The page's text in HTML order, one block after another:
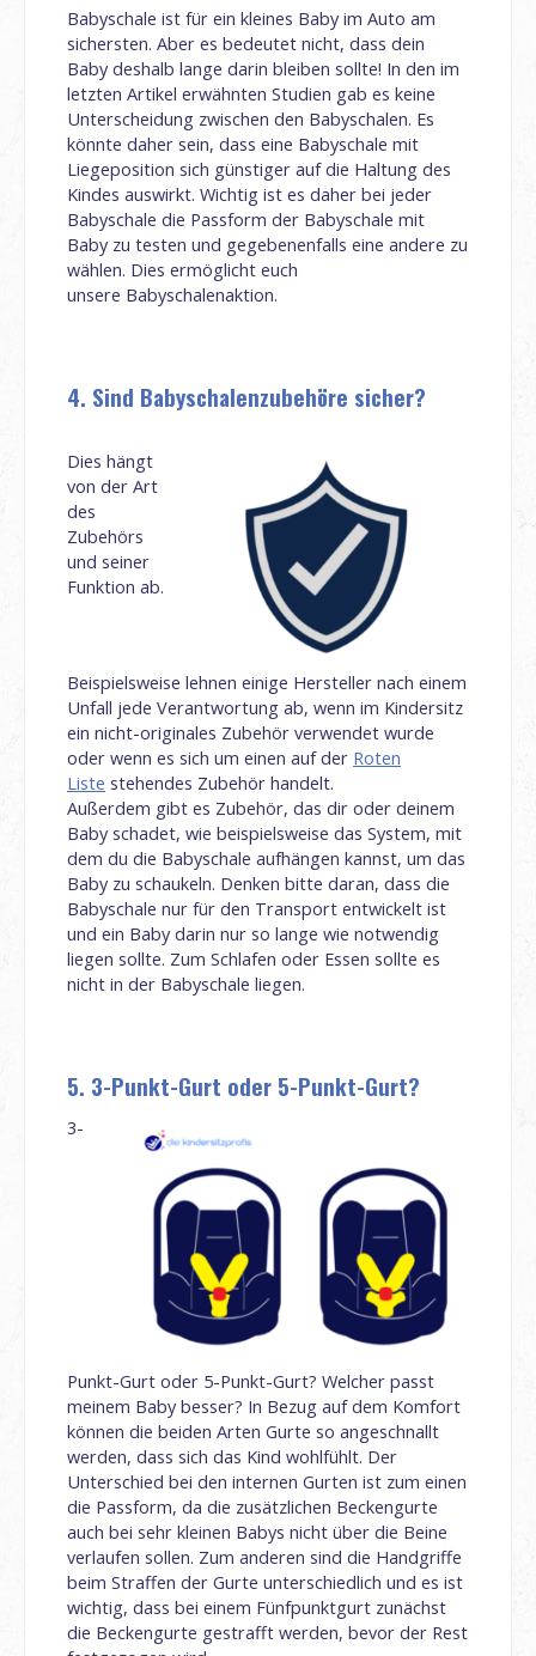
Babyschale ist für ein kleines Baby im Auto am
sichersten. Aber es bedeutet nicht, dass dein
Baby deshalb lange darin bleiben sollte! In den im
letzten Artikel erwähnten Studien gab es keine
Unterscheidung zwischen den Babyschalen. Es
könnte daher sein, dass eine Babyschale mit
Liegeposition sich günstiger auf die Haltung des
Kindes auswirkt. Wichtig ist es daher bei jeder
Babyschale die Passform der Babyschale mit
Baby zu testen und gegebenenfalls eine andere zu
wählen. Dies ermöglicht euch
unsere Babyschalenaktion.
4. Sind Babyschalenzubehöre sicher?
Dies hängt
von der Art
des
Zubehörs
und seiner
Funktion ab.
Beispielsweise lehnen einige Hersteller nach einem
Unfall jede Verantwortung ab, wenn im Kindersitz
ein nicht-originales Zubehör verwendet wurde
oder wenn es sich um einen auf der Roten
Liste stehendes Zubehör handelt.
Außerdem gibt es Zubehör, das dir oder deinem
Baby schadet, wie beispielsweise das System, mit
dem du die Babyschale aufhängen kannst, um das
Baby zu schaukeln. Denken bitte daran, dass die
Babyschale nur für den Transport entwickelt ist
und ein Baby darin nur so lange wie notwendig
liegen sollte. Zum Schlafen oder Essen sollte es
nicht in der Babyschale liegen.
5. 3-Punkt-Gurt oder 5-Punkt-Gurt?
3-
Punkt-Gurt oder 5-Punkt-Gurt? Welcher passt
meinem Baby besser? In Bezug auf dem Komfort
können die beiden Arten Gurte so angeschnallt
werden, dass sich das Kind wohlfühlt. Der
Unterschied bei den internen Gurten ist zum einen
die Passform, da die zusätzlichen Beckengurte
auch bei sehr kleinen Babys nicht über die Beine
verlaufen sollen. Zum anderen sind die Handgriffe
beim Straffen der Gurte unterschiedlich und es ist
wichtig, dass bei einem Fünfpunktgurt zunächst
die Beckengurte gestrafft werden, bevor der Rest